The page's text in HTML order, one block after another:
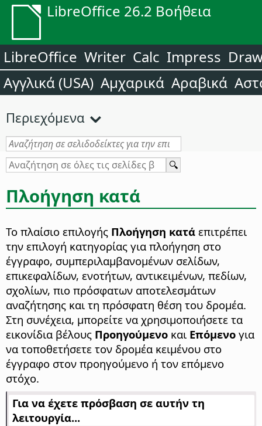
LibreOffice 26.2 Βοήθεια
LibreOffice Writer Calc Impress
Αγγλικά (USA) Αμχαρικά Αραβικά
Περιεχόμενα
Πλοήγηση κατά
Το πλαίσιο επιλογής Πλοήγηση κατά επιτρέπει
την επιλογή κατηγορίας για πλοήγηση στο
έγγραφο, συμπεριλαμβανομένων σελίδων,
επικεφαλίδων, ενοτήτων, αντικειμένων, πεδίων,
σχολίων, πιο πρόσφατων αποτελεσμάτων
αναζήτησης και τη πρόσφατη θέση του δρομέα.
Στη συνέχεια, μπορείτε να χρησιμοποιήσετε τα
εικονίδια βέλους Προηγούμενο και Επόμενο για
να τοποθετήσετε τον δρομέα κειμένου στο
έγγραφο στον προηγούμενο ή τον επόμενο
στόχο.
Για να έχετε πρόσβαση σε αυτήν τη
λειτουργία...